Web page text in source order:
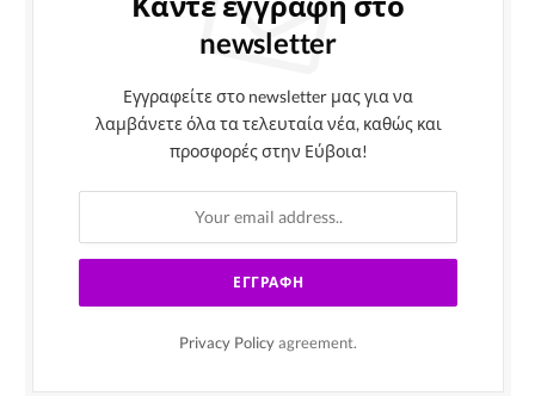
newsletter
Εγγραφείτε στο newsletter μας για να
λαμβάνετε όλα τα τελευταία νέα, καθώς και
προσφορές στην Εύβοια!
Privacy Policy agreement.